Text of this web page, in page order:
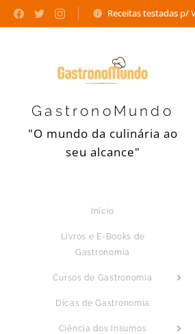
Receitas testadas p/
GastronoMundo
"O mundo da culinária ao
seu alcance"
Início
Livros e E-Books de
Gastronomia
Cursos de Gastronomia
Dicas de Gastronomia
Ciência dos Insumos